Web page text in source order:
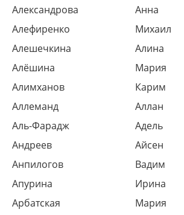
Александрова
Анна
Алефиренко
Михаил
Алешечкина
Алина
Алёшина
Мария
Алимханов
Карим
Аллеманд
Аллан
Аль-Фарадж
Адель
Андреев
Айсен
Анпилогов
Вадим
Апурина
Ирина
Арбатская
Мария